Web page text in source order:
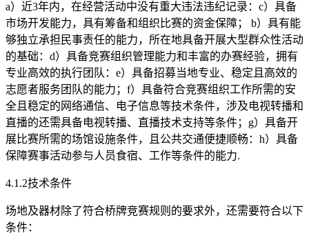
a）近3年内，在经营活动中没有重大违法违纪记录：c）具备
市场开发能力，具有筹备和组织比赛的资金保障； b）具有能
够独立承担民事责任的能力，所在地具备开展大型群众性活动
的基础：d）具备竞赛组织管理能力和丰富的办赛经验，拥有
专业高效的执行团队：e）具备招募当地专业、稳定且高效的
志愿者服务团队的能力；f）具备符合竞赛组织工作所需的安
全且稳定的网络通信、电子信息等技术条件，涉及电视转播和
直播的还需具备电视转播、直播技术支持等条件；g）具备开
展比赛所需的场馆设施条件，且公共交通便捷顺畅：h）具备
保障赛事活动参与人员食宿、工作等条件的能力.
4.1.2技术条件
场地及器材除了符合桥牌竞赛规则的要求外，还需要符合以下
条件：